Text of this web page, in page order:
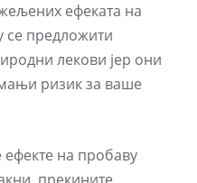
ефеката на
се предложити
лекови јер они
ризик за ваше
на пробаву